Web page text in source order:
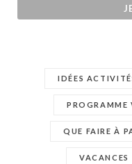
IDÉES
PROGRAMME
QUE FAIRE À